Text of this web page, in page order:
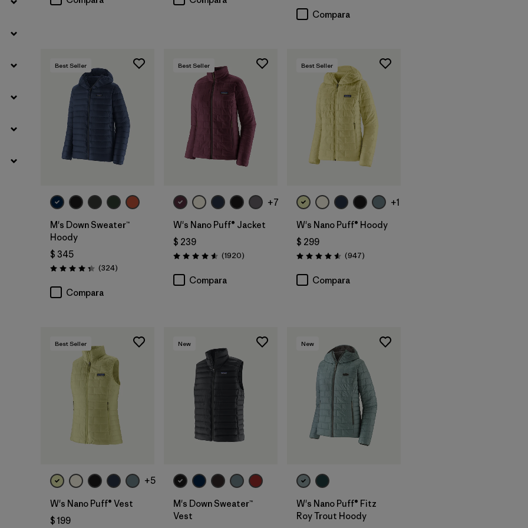
Compara
Best Seller
M's Down Sweater™
Hoody
$ 345
Valoración: 4.4 / 5
(324Comentarios
)
Compara
Best Seller
+7
W's Nano Puff® Jacket
$ 239
Valoración: 4.6 / 5
(1920Comentarios
)
Compara
Best Seller
+1
W's Nano Puff® Hoody
$ 299
Valoración: 4.6 / 5
(947Comentarios
)
Compara
Best Seller
+5
W's Nano Puff® Vest
$ 199
New
M's Down Sweater™
Vest
New
W's Nano Puff® Fitz
Roy Trout Hoody